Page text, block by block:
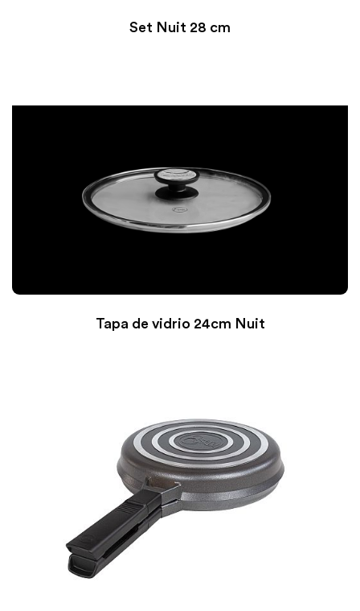
Set Nuit 28 cm
Tapa de vidrio 24cm Nuit